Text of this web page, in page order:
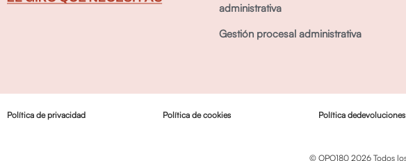
administrativa
Gestión procesal administrativa
Política de privacidad Política de cookies Política
© OPO180 2026 Todos